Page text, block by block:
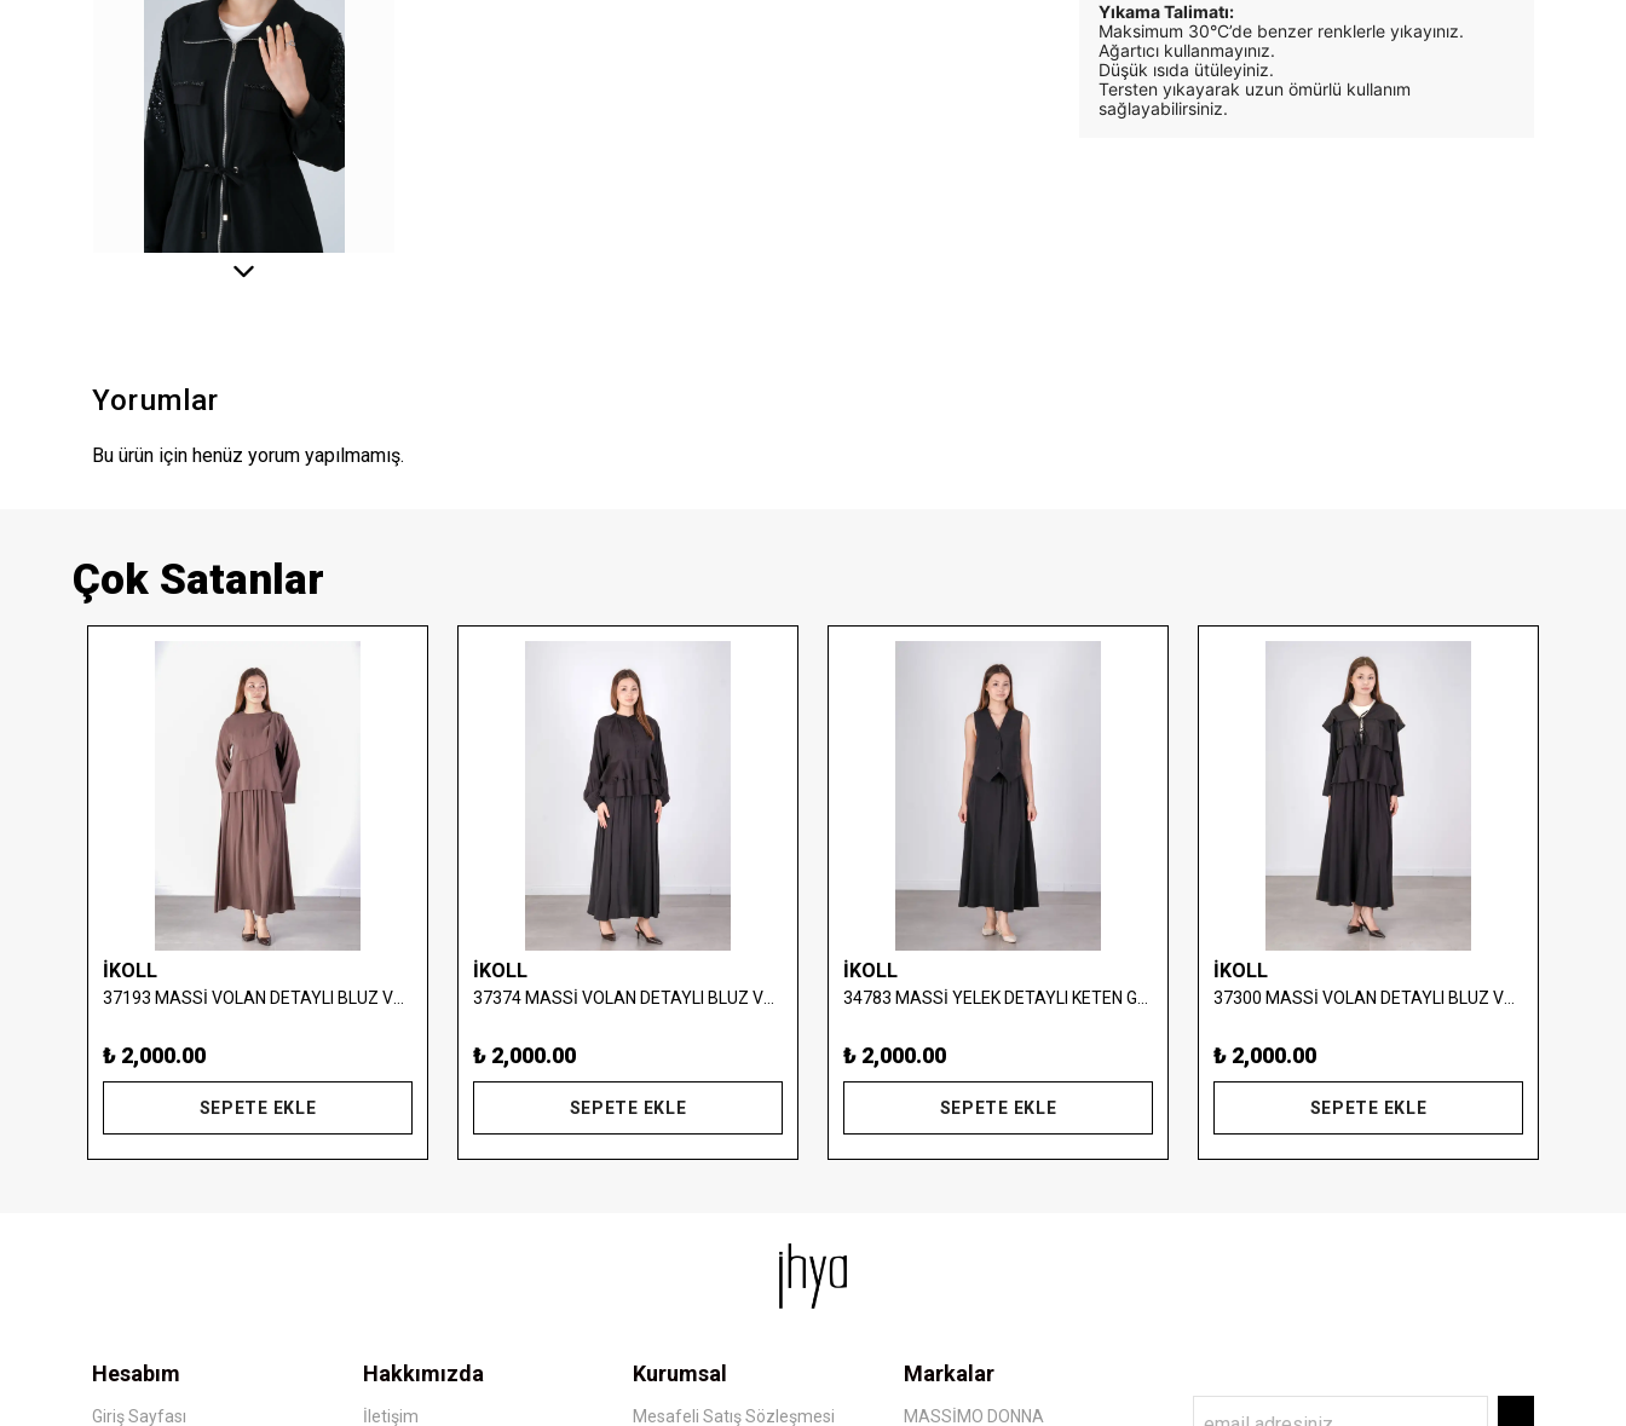
Yıkama Talimatı:
Maksimum 30°C’de benzer renklerle yıkayınız.
Ağartıcı kullanmayınız.
Düşük ısıda ütüleyiniz.
Tersten yıkayarak uzun ömürlü kullanım
sağlayabilirsiniz.
Yorumlar
Bu ürün için henüz yorum yapılmamış.
Çok Satanlar
İKOLL
₺ 2,000.00
SEPETE EKLE
İKOLL
₺ 2,000.00
SEPETE EKLE
İKOLL
₺ 2,000.00
SEPETE EKLE
İKOLL
₺ 2,000.00
SEPETE EKLE
Hesabım
Giriş Sayfası
Hakkımızda
İletişim
Kurumsal
Mesafeli Satış Sözleşmesi
Markalar
MASSİMO DONNA